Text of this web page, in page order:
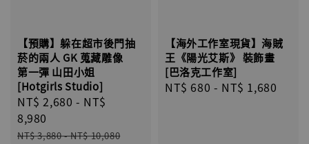
【預購】躲在超市後門抽
菸的兩人 GK 蒐藏雕像
第一彈 山田小姐
[Hotgirls Studio]
Sale
price
NT$ 2,680 - NT$
8,980
Regular
NT$ 3,880-NT$ 10,080
【海外工作室現貨】海賊
王《陽光艾斯》 裝飾畫
[巴洛克工作室]
Regular
NT$ 680 - NT$ 1,680